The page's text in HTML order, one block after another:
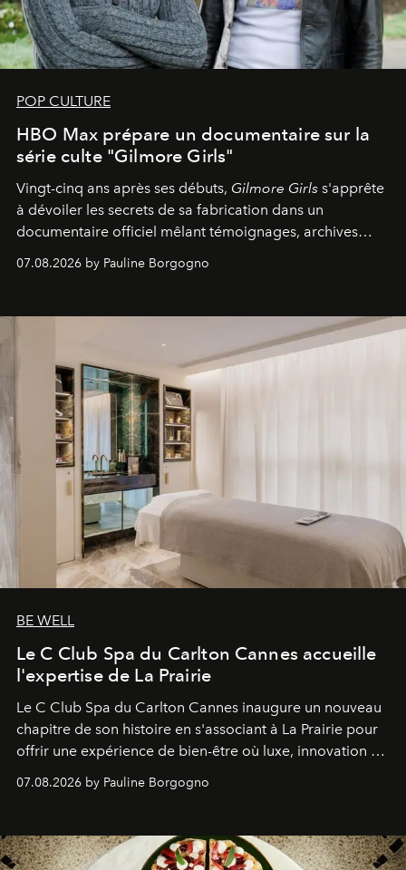
POP CULTURE
HBO Max prépare un documentaire sur la
série culte "Gilmore Girls"
Vingt-cinq ans après ses débuts, Gilmore Girls s'apprête
à dévoiler les secrets de sa fabrication dans un
documentaire officiel mêlant témoignages, archives
générationnel.
07.08.2026 by Pauline Borgogno
BE WELL
Le C Club Spa du Carlton Cannes accueille
l'expertise de La Prairie
Le C Club Spa du Carlton Cannes inaugure un nouveau
chapitre de son histoire en s'associant à La Prairie pour
offrir une expérience de bien-être où luxe, innovation et
07.08.2026 by Pauline Borgogno